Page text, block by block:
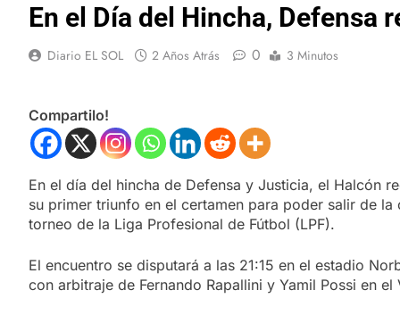
En el Día del Hincha, Defensa
Diario EL SOL 2 Años Atrás 0 3 Minutos
Compartilo!
En el día del hincha de Defensa y Justicia, el Halcón
su primer triunfo en el certamen para poder salir de
torneo de la Liga Profesional de Fútbol (LPF).
El encuentro se disputará a las 21:15 en el estadio
con arbitraje de Fernando Rapallini y Yamil Possi en